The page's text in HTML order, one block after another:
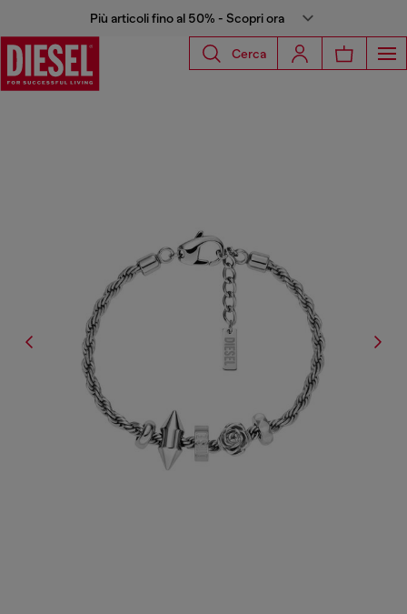
Più articoli fino al 50% - Scopri ora
Cerca